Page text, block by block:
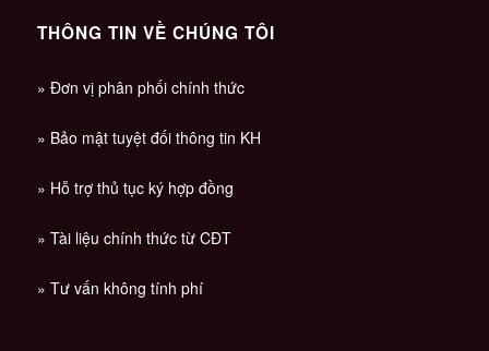
THÔNG TIN VỀ CHÚNG TÔI
» Đơn vị phân phối chính thức
» Bảo mật tuyệt đối thông tin KH
» Hỗ trợ thủ tục ký hợp đồng
» Tài liệu chính thức từ CĐT
» Tư vấn không tính phí